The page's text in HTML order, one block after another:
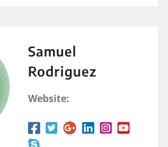
Samuel
Rodriguez
Website: